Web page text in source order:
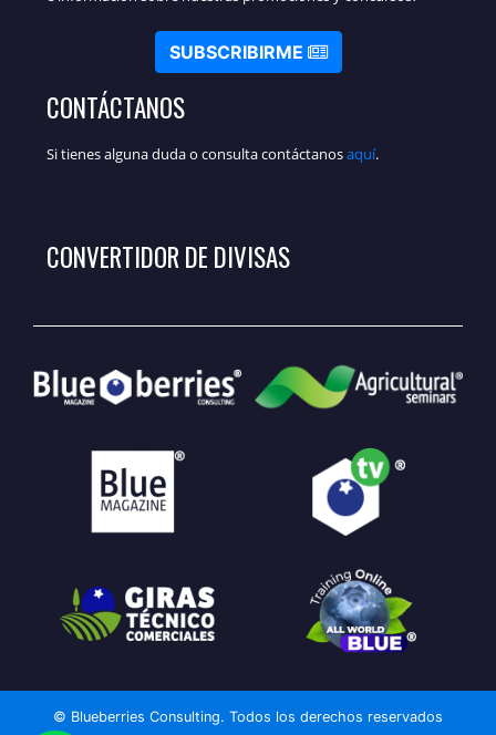
SUBSCRIBIRME
CONTÁCTANOS
Si tienes alguna duda o consulta contáctanosaquí.
CONVERTIDOR DE DIVISAS
© Blueberries Consulting. Todos los derechos reservados